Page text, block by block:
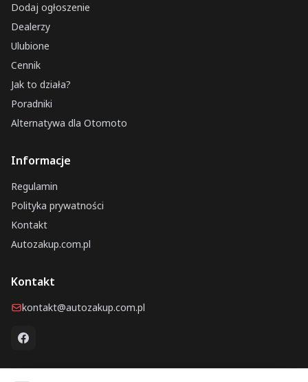
Dodaj ogłoszenie
Dealerzy
Ulubione
Cennik
Jak to działa?
Poradniki
Alternatywa dla Otomoto
Informacje
Regulamin
Polityka prywatności
Kontakt
Autozakup.com.pl
Kontakt
kontakt@autozakup.com.pl